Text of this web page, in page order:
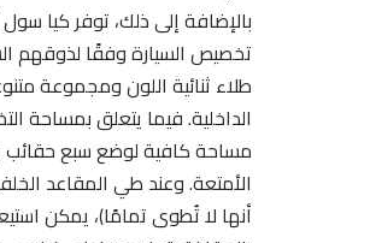
بالإضافة إلى ذلك، توفر كيا سول
تخصيص السيارة وفقًا لذوقهم
طلاء ثنائية اللون ومجموعة
الداخلية. فيما يتعلق بمساحة
مساحة كافية لوضع سبع
الأمتعة. وعند طي المقاعد